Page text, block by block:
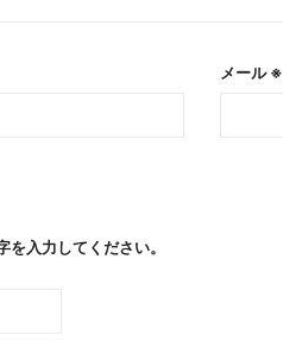
メール※
を入力してください。